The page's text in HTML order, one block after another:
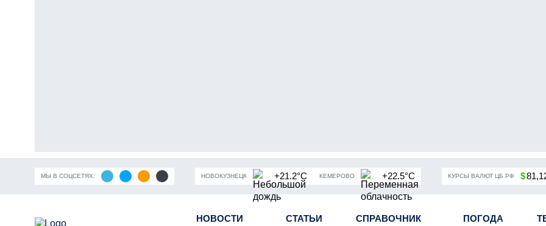
МЫ В СОЦСЕТЯХ: НОВОКУЗНЕЦК +21.2°C КЕМЕРОВО +22.5°C КУРСЫ ВАЛЮТ ЦБ РФ $
НОВОСТИ СТАТЬИ СПРАВОЧНИК ПОГОДА
Кузбасса Пандемия коронавирусной инфекции Частичная мобилизация в России Угольная промышленность